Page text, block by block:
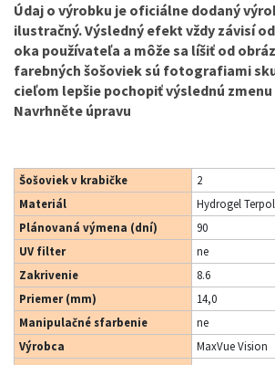
Údaj o výrobku je oficiálne dodaný
ilustračný. Výsledný efekt vždy závisí
oka používateľa a môže sa líšiť od
farebných šošoviek sú fotografiami
cieľom lepšie pochopiť výslednú
Navrhněte úpravu
Šošoviek v krabičke
2
Materiál
Hydrogel
Plánovaná výmena (dní)
90
UV filter
ne
Zakrivenie
8.6
Priemer (mm)
14,0
Manipulačné sfarbenie
ne
Výrobca
MaxVue Vision